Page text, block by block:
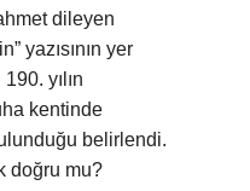
dileyen
yazısının yer
yılın
kentinde
belirlendi.
doğru mu?